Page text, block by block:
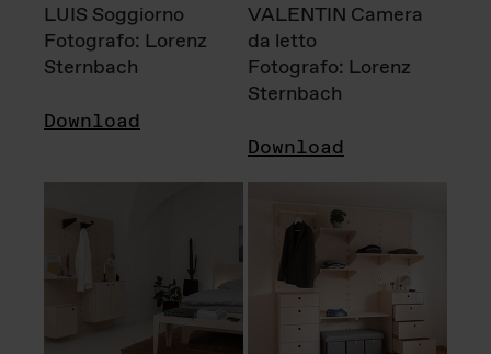
LUIS Soggiorno
Fotografo: Lorenz
Sternbach
Download
VALENTIN Camera
da letto
Fotografo: Lorenz
Sternbach
Download